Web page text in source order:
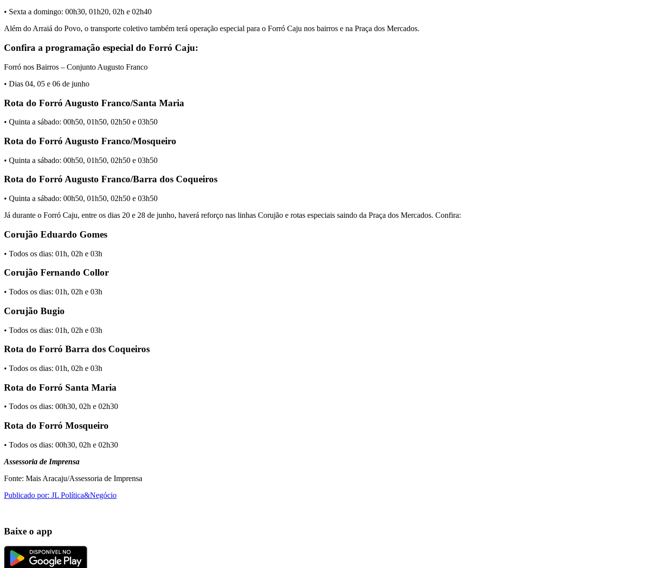
• Sexta a domingo: 00h30, 01h20, 02h e 02h40
Além do Arraiá do Povo, o transporte coletivo também terá operação especial para o Forró Caju nos bairros e na Praça dos Mercados.
Confira a programação especial do Forró Caju:
Forró nos Bairros – Conjunto Augusto Franco
• Dias 04, 05 e 06 de junho
Rota do Forró Augusto Franco/Santa Maria
• Quinta a sábado: 00h50, 01h50, 02h50 e 03h50
Rota do Forró Augusto Franco/Mosqueiro
• Quinta a sábado: 00h50, 01h50, 02h50 e 03h50
Rota do Forró Augusto Franco/Barra dos Coqueiros
• Quinta a sábado: 00h50, 01h50, 02h50 e 03h50
Já durante o Forró Caju, entre os dias 20 e 28 de junho, haverá reforço nas linhas Corujão e rotas especiais saindo da Praça dos Mercados. Confira:
Corujão Eduardo Gomes
• Todos os dias: 01h, 02h e 03h
Corujão Fernando Collor
• Todos os dias: 01h, 02h e 03h
Corujão Bugio
• Todos os dias: 01h, 02h e 03h
Rota do Forró Barra dos Coqueiros
• Todos os dias: 01h, 02h e 03h
Rota do Forró Santa Maria
• Todos os dias: 00h30, 02h e 02h30
Rota do Forró Mosqueiro
• Todos os dias: 00h30, 02h e 02h30
Assessoria de Imprensa
Fonte: Mais Aracaju/Assessoria de Imprensa
Publicado por: JL Política&Negócio
Baixe o app